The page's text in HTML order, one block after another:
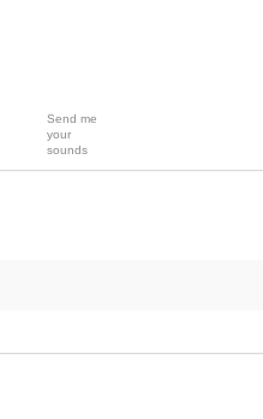
Send me
your
sounds